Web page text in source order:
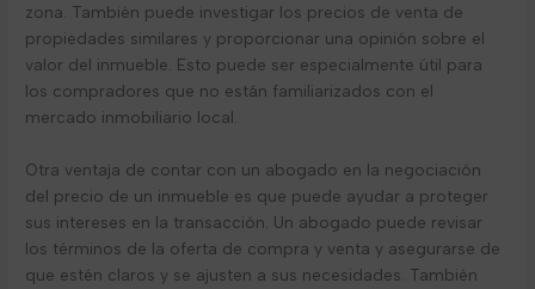
zona. También puede investigar los precios de venta de
propiedades similares y proporcionar una opinión sobre el
valor del inmueble. Esto puede ser especialmente útil para
los compradores que no están familiarizados con el
mercado inmobiliario local.
Otra ventaja de contar con un abogado en la negociación
del precio de un inmueble es que puede ayudar a proteger
sus intereses en la transacción. Un abogado puede revisar
los términos de la oferta de compra y venta y asegurarse de
que estén claros y se ajusten a sus necesidades. También